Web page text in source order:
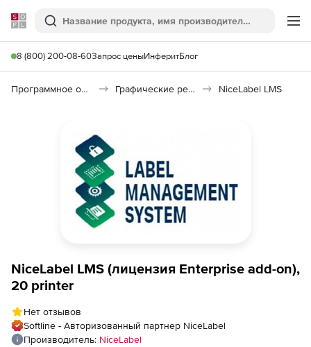
Softline
Поиск
8 (800) 200-08-60Запрос ценыИнферитБлог
Программное обеспечение для графики и дизайна Графические редакторы NiceLabel LMS
NiceLabel LMS (лицензия Enterprise add-on),
20 printer
Нет отзывов
Softline - Авторизованный партнер NiceLabel
Производитель: NiceLabel